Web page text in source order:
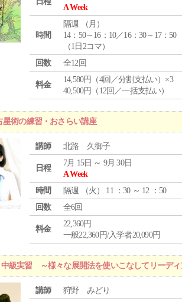
A Week
時間
隔週 （ 月 ）
14：50～16：10／16：30～17：50
（1日2コマ）
回数
全12回
料金
14,580円（4回／分割支払い）×3
40,500円（12回／一括支払い）
星術の練習・おさらい講座
講師 北路 久御子
日程
7月 15日 ～ 9月 30日
A Week
時間
隔週 （火 ） 11 ：30 ～ 12 ：50
回数
全6回
料金
22,360円
一般22,360円/入学者20,090円
級実習 ～様々な展開法を使いこなしてリーディ
講師 狩野 みどり